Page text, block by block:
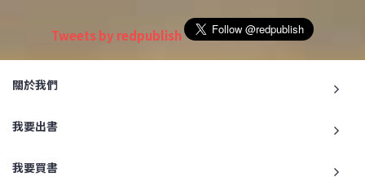
Tweets by redpublish
關於我們
我要出書
我要買書